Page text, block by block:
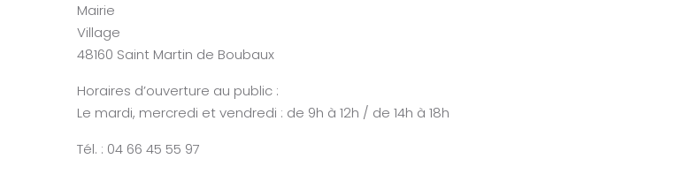
Mairie
Village
48160 Saint Martin de Boubaux
Horaires d’ouverture au public :
Le mardi, mercredi et vendredi : de 9h à 12h / de 14h à 18h
Tél. : 04 66 45 55 97